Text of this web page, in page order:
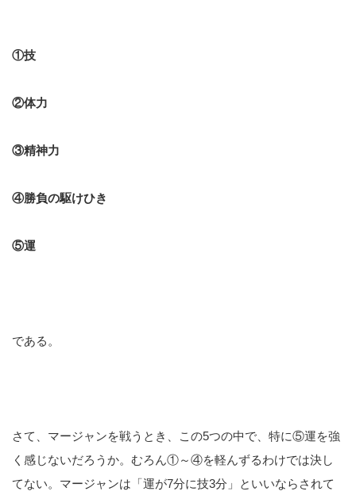
①技
②体力
③精神力
④勝負の駆けひき
⑤運
である。
さて、マージャンを戦うとき、この5つの中で、特に⑤運を強
く感じないだろうか。むろん①～④を軽んずるわけでは決し
てない。マージャンは「運が7分に技3分」といいならされて